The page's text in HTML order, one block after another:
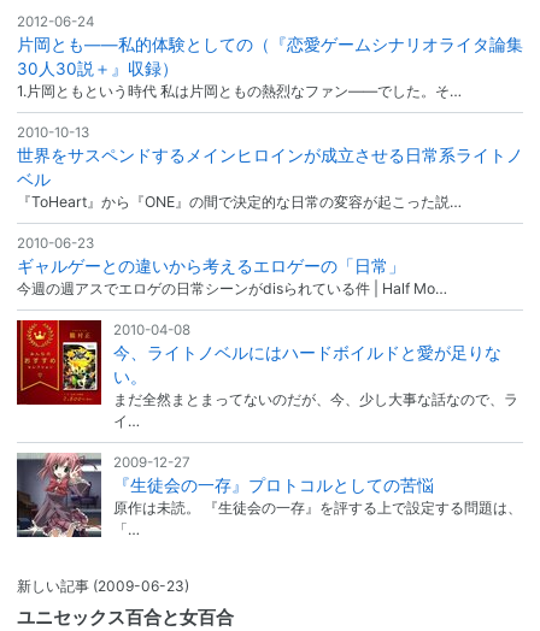
2012-06-24
片岡とも――私的体験としての（『恋愛ゲームシナリオライタ論集
30人30説＋』収録）
1.片岡ともという時代 私は片岡ともの熱烈なファン――でした。そ…
2010-10-13
世界をサスペンドするメインヒロインが成立させる日常系ライトノ
ベル
『ToHeart』から『ONE』の間で決定的な日常の変容が起こった説…
2010-06-23
ギャルゲーとの違いから考えるエロゲーの「日常」
今週の週アスでエロゲの日常シーンがdisられている件 | Half Mo…
2010-04-08
今、ライトノベルにはハードボイルドと愛が足りな
い。
まだ全然まとまってないのだが、今、少し大事な話なので、ラ
イ…
2009-12-27
『生徒会の一存』プロトコルとしての苦悩
原作は未読。 『生徒会の一存』を評する上で設定する問題は、
「…
新しい記事 (2009-06-23)
ユニセックス百合と女百合